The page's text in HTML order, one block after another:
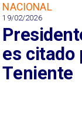
NACIONAL
19/02/2026
es citado
Teniente